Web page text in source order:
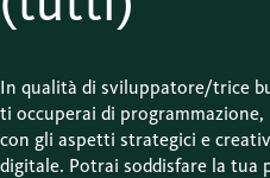
In qualità di sviluppatore/trice
ti occuperai di
con gli aspetti strategici e
digitale. Potrai soddisfare la tua